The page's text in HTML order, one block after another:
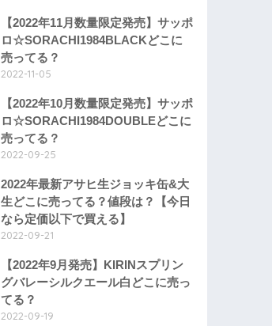
【2022年11月数量限定発売】サッポ
ロ☆SORACHI1984BLACKどこに
売ってる？
2022-11-05
【2022年10月数量限定発売】サッポ
ロ☆SORACHI1984DOUBLEどこに
売ってる？
2022-09-25
2022年最新アサヒ生ジョッキ缶&大
生どこに売ってる？値段は？【今日
なら定価以下で買える】
2022-09-21
【2022年9月発売】KIRINスプリン
グバレーシルクエール白どこに売っ
てる？
2022-09-19